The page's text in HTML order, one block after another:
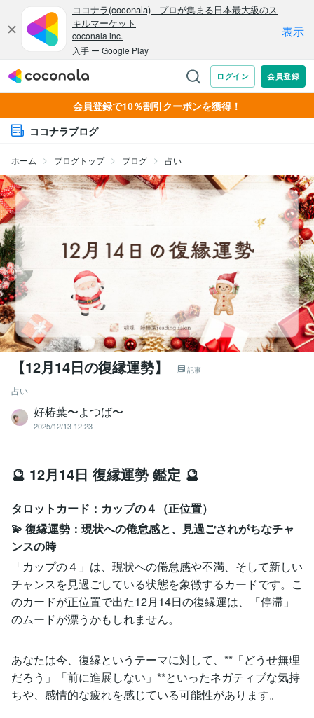
会員登録で10％割引クーポンを獲得！
ココナラブログ
ホーム ブログトップ ブログ 占い
【12月14日の復縁運勢】 記事
占い
好椿葉〜よつば〜
2025/12/13 12:23
🔮 12月14日 復縁運勢 鑑定 🔮
タロットカード：カップの４（正位置）
💫 復縁運勢：現状への倦怠感と、見過ごされがちなチャ
ンスの時
「カップの４」は、現状への倦怠感や不満、そして新しい
チャンスを見過ごしている状態を象徴するカードです。こ
のカードが正位置で出た12月14日の復縁運は、「停滞」
のムードが漂うかもしれません。
あなたは今、復縁というテーマに対して、**「どうせ無理
だろう」「前に進展しない」**といったネガティブな気持
ちや、感情的な疲れを感じている可能性があります。